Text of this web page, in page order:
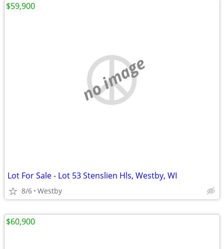
no image
Lot For Sale - Lot 53 Stenslien Hls, Westby, WI
8/6 Westby
$59,900
$60,900